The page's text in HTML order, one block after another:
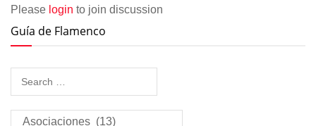
Please login to join discussion
Guía de Flamenco